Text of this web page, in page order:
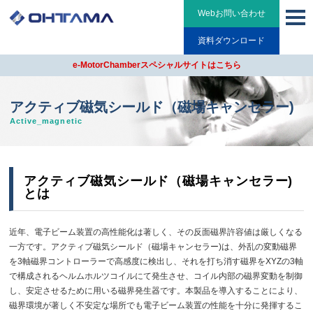
Webお問い合わせ
資料ダウンロード
e-MotorChamberスペシャルサイトはこちら
アクティブ磁気シールド（磁場キャンセラー)
Active_magnetic
アクティブ磁気シールド（磁場キャンセラー)
とは
近年、電子ビーム装置の高性能化は著しく、その反面磁界許容値は厳しくなる
一方です。アクティブ磁気シールド（磁場キャンセラー)は、外乱の変動磁界
を3軸磁界コントローラーで高感度に検出し、それを打ち消す磁界をXYZの3軸
で構成されるヘルムホルツコイルにて発生させ、コイル内部の磁界変動を制御
し、安定させるために用いる磁界発生器です。本製品を導入することにより、
磁界環境が著しく不安定な場所でも電子ビーム装置の性能を十分に発揮するこ